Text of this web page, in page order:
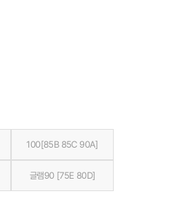
100[85B 85C 90A]
글램90 [75E 80D]